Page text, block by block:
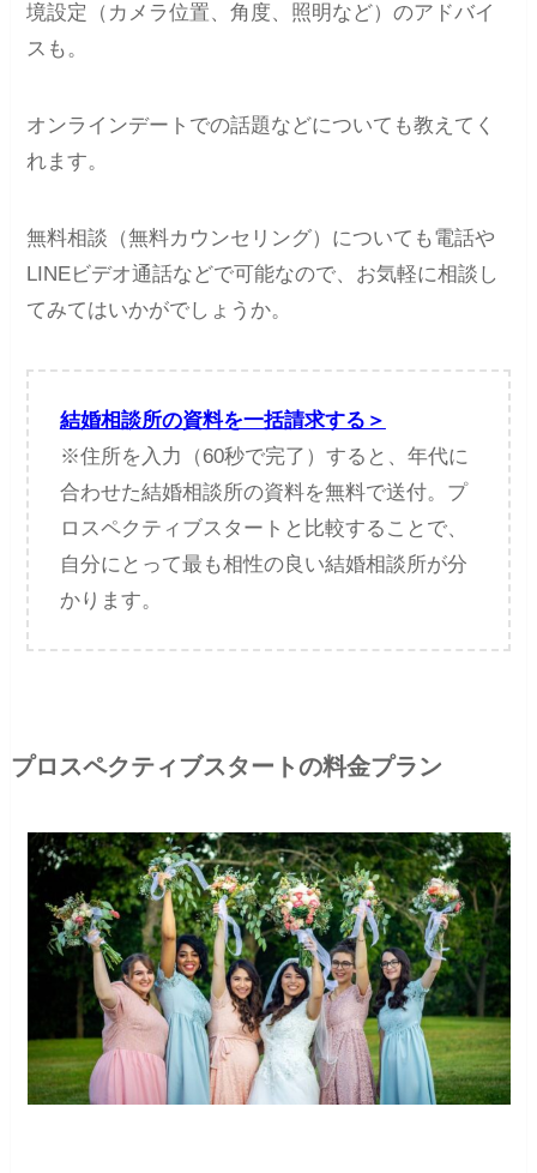
境設定（カメラ位置、角度、照明など）のアドバイ
スも。
オンラインデートでの話題などについても教えてく
れます。
無料相談（無料カウンセリング）についても電話や
LINEビデオ通話などで可能なので、お気軽に相談し
てみてはいかがでしょうか。
結婚相談所の資料を一括請求する＞
※住所を入力（60秒で完了）すると、年代に
合わせた結婚相談所の資料を無料で送付。プ
ロスペクティブスタートと比較することで、
自分にとって最も相性の良い結婚相談所が分
かります。
プロスペクティブスタートの料金プラン